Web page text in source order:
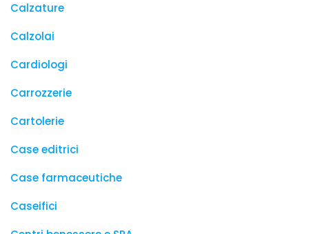
Calzature
Calzolai
Cardiologi
Carrozzerie
Cartolerie
Case editrici
Case farmaceutiche
Caseifici